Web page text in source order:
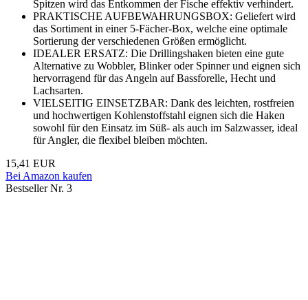
Spitzen wird das Entkommen der Fische effektiv verhindert.
PRAKTISCHE AUFBEWAHRUNGSBOX: Geliefert wird
das Sortiment in einer 5-Fächer-Box, welche eine optimale
Sortierung der verschiedenen Größen ermöglicht.
IDEALER ERSATZ: Die Drillingshaken bieten eine gute
Alternative zu Wobbler, Blinker oder Spinner und eignen sich
hervorragend für das Angeln auf Bassforelle, Hecht und
Lachsarten.
VIELSEITIG EINSETZBAR: Dank des leichten, rostfreien
und hochwertigen Kohlenstoffstahl eignen sich die Haken
sowohl für den Einsatz im Süß- als auch im Salzwasser, ideal
für Angler, die flexibel bleiben möchten.
15,41 EUR
Bei Amazon kaufen
Bestseller Nr. 3